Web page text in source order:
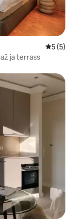
5 (5)
ja terrass